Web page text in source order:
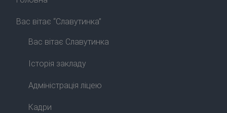
Вас вітає “Славутинка”
Вас вітає Славутинка
Історія закладу
Адміністрація ліцею
Кадри